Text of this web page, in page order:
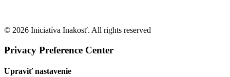
© 2026 Iniciatíva Inakosť. All rights reserved
Privacy Preference Center
Upraviť nastavenie